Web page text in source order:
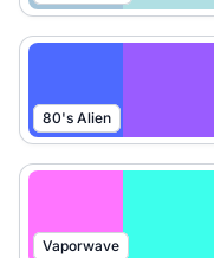
80's Alien
Vaporwave